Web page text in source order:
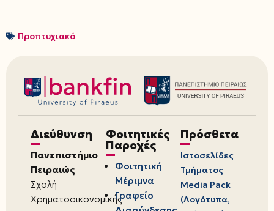
Προπτυχιακό
Διεύθυνση
Πανεπιστήμιο
Πειραιώς
Σχολή
Χρηματοοικονομικής
Φοιτητικές
Παροχές
Φοιτητική
Μέριμνα
Γραφείο
Πρόσθετα
Ιστοσελίδες
Τμήματος
Media Pack
(Λογότυπα,